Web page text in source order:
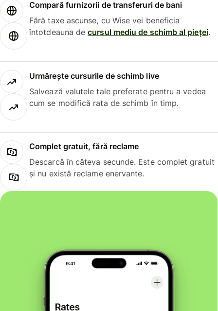
Compară furnizorii de transferuri de bani
Fără taxe ascunse, cu Wise vei beneficia
întotdeauna decursul mediu de schimb al pieței.
Urmărește cursurile de schimb live
Salvează valutele tale preferate pentru a vedea
cum se modifică rata de schimb în timp.
Complet gratuit, fără reclame
Descarcă în câteva secunde. Este complet gratuit
și nu există reclame enervante.